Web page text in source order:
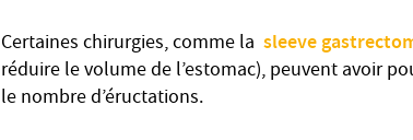
Certaines chirurgies, comme la sleeve
réduire le volume de l’estomac), peuvent avoir
le nombre d’éructations.